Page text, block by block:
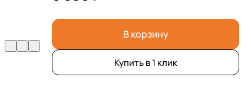
В корзину
Купить в 1 клик